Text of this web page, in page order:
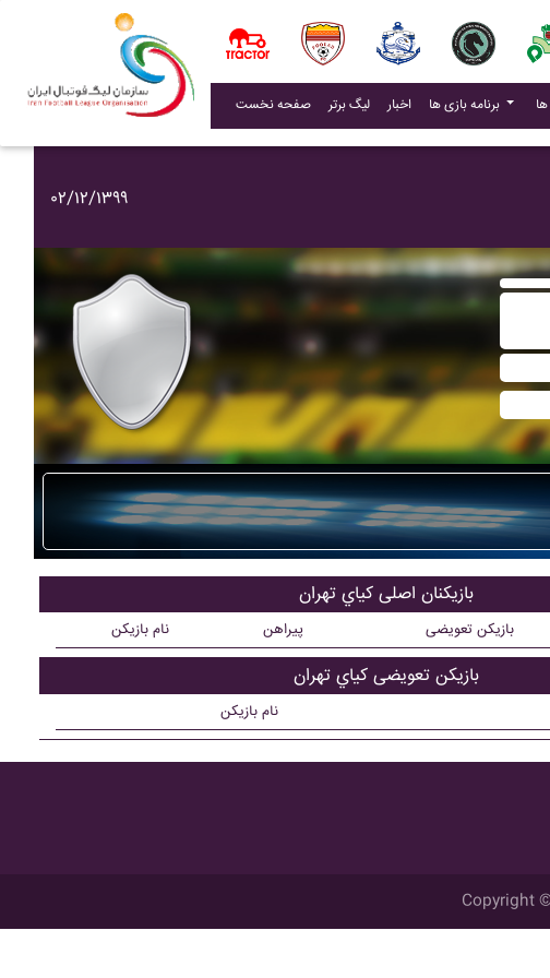
صفحه نخست لیگ برتر اخبار(current) برنامه بازی ها
۰۲/۱۲/۱۳۹۹
بازیکنان اصلی کياي تهران
نام بازیکن پیراهن بازیکن تعویضی
بازیکن تعویضی کياي تهران
نام بازیکن
Copyright